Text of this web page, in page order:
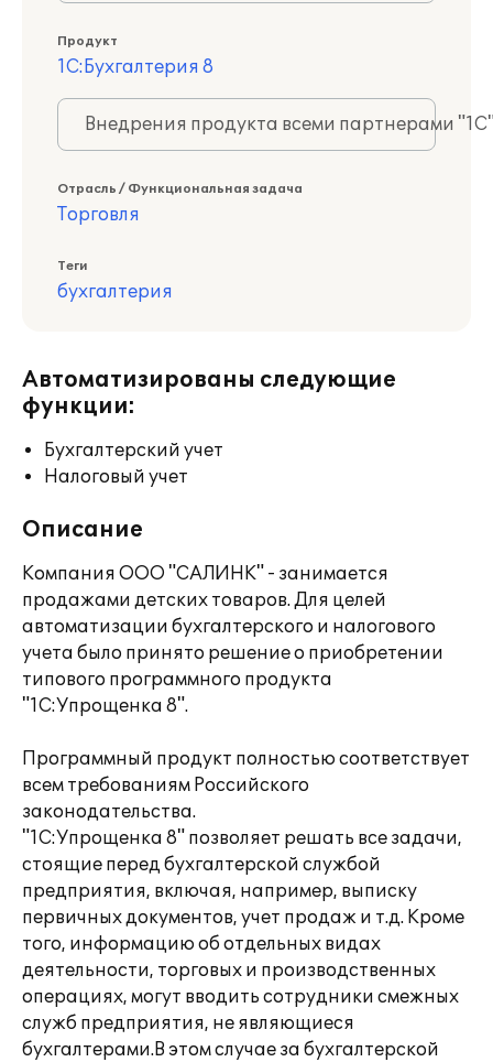
Продукт
1С:Бухгалтерия 8
Внедрения продукта всеми партнерами
Отрасль / Функциональная задача
Торговля
Теги
бухгалтерия
Автоматизированы следующие
функции:
Бухгалтерский учет
Налоговый учет
Описание
Компания ООО "САЛИНК" - занимается
продажами детских товаров. Для целей
автоматизации бухгалтерского и налогового
учета было принято решение о приобретении
типового программного продукта
"1С:Упрощенка 8".
Программный продукт полностью соответствует
всем требованиям Российского
законодательства.
"1С:Упрощенка 8" позволяет решать все задачи,
стоящие перед бухгалтерской службой
предприятия, включая, например, выписку
первичных документов, учет продаж и т.д. Кроме
того, информацию об отдельных видах
деятельности, торговых и производственных
операциях, могут вводить сотрудники смежных
служб предприятия, не являющиеся
бухгалтерами.В этом случае за бухгалтерской